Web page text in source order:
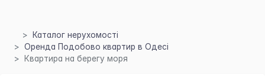
Каталог нерухомості
Оренда Подобово квартир в Одесі
Квартира на берегу моря